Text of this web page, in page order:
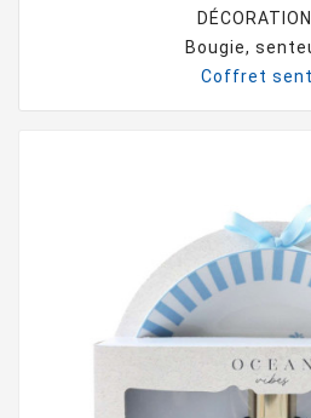
DÉCORATION
Bougie,
Coffret